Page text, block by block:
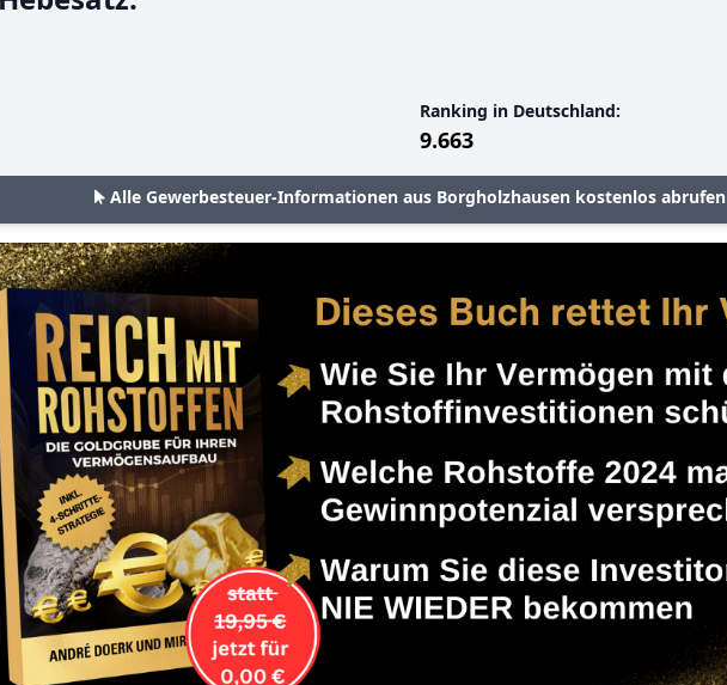
Ranking in Deutschland:
9.663
Alle Gewerbesteuer-Informationen aus Borgholzhausen kostenlos abrufen